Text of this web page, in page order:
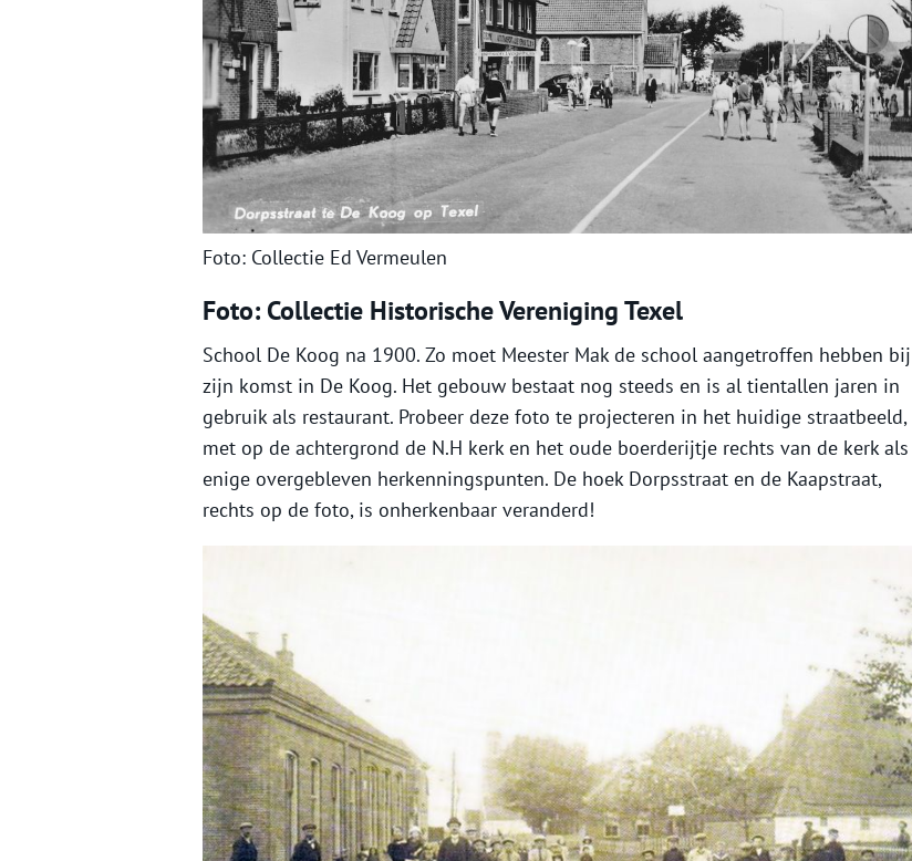
Foto: Collectie Ed Vermeulen
Foto: Collectie Historische Vereniging Texel
School De Koog na 1900. Zo moet Meester Mak de school aangetroffen hebben bij
zijn komst in De Koog. Het gebouw bestaat nog steeds en is al tientallen jaren in
gebruik als restaurant. Probeer deze foto te projecteren in het huidige straatbeeld,
met op de achtergrond de N.H kerk en het oude boerderijtje rechts van de kerk als
enige overgebleven herkenningspunten. De hoek Dorpsstraat en de Kaapstraat,
rechts op de foto, is onherkenbaar veranderd!